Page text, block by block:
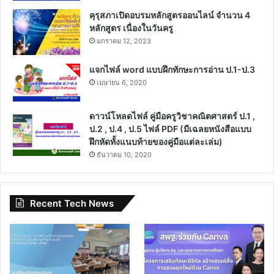
คุรุสภาเปิดอบรมหลักสูตรออนไลน์ จำนวน 4
หลักสูตร เนื่องในวันครู
มกราคม 12, 2023
แจกไฟล์ word แบบฝึกทักษะการอ่าน ป.1-ป.3
เมษายน 6, 2020
ดาวน์โหลดไฟล์ คู่มือครูวิชาคณิตศาสตร์ ป.1 ,
ป.2 , ป.4 , ป.5 ไฟล์ PDF (มีเฉลยหนังสือแบบ
ฝึกหัดทั้งแนบท้ายของคู่มือแต่ละเล่ม)
ธันวาคม 10, 2020
Recent Tech News